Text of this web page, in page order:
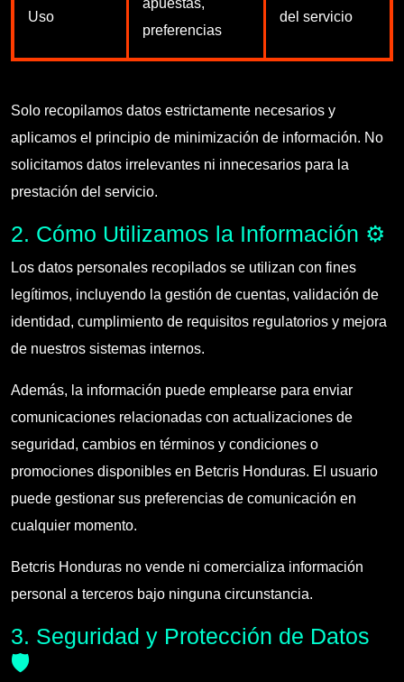
Uso
apuestas,
preferencias
del servicio
Solo recopilamos datos estrictamente necesarios y
aplicamos el principio de minimización de información. No
solicitamos datos irrelevantes ni innecesarios para la
prestación del servicio.
2. Cómo Utilizamos la Información ⚙️
Los datos personales recopilados se utilizan con fines
legítimos, incluyendo la gestión de cuentas, validación de
identidad, cumplimiento de requisitos regulatorios y mejora
de nuestros sistemas internos.
Además, la información puede emplearse para enviar
comunicaciones relacionadas con actualizaciones de
seguridad, cambios en términos y condiciones o
promociones disponibles en Betcris Honduras. El usuario
puede gestionar sus preferencias de comunicación en
cualquier momento.
Betcris Honduras no vende ni comercializa información
personal a terceros bajo ninguna circunstancia.
3. Seguridad y Protección de Datos
🛡️